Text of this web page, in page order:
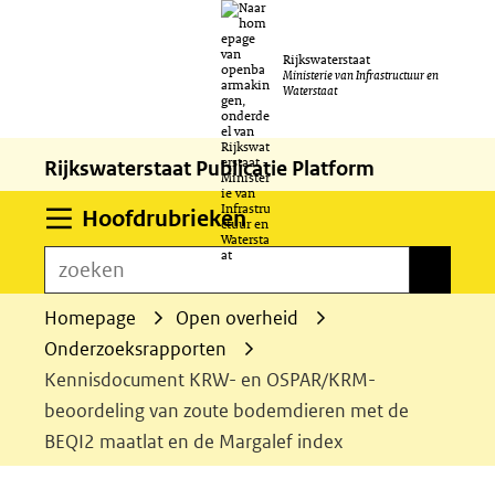
naar
de
inhoud
Rijkswaterstaat
Ministerie van Infrastructuur en
Waterstaat
Rijkswaterstaat Publicatie Platform
HoofdrubriekenUitklappen
zoeken
Homepage
Open overheid
Onderzoeksrapporten
Kennisdocument KRW- en OSPAR/KRM-
beoordeling van zoute bodemdieren met de
BEQI2 maatlat en de Margalef index